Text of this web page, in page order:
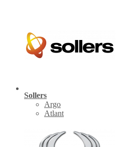
Sollers
Argo
Atlant